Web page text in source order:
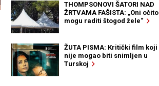
THOMPSONOVI ŠATORI NAD
ŽRTVAMA FAŠISTA: „Oni očito
mogu raditi štogod žele“
ŽUTA PISMA: Kritički film koji
nije mogao biti snimljen u
Turskoj